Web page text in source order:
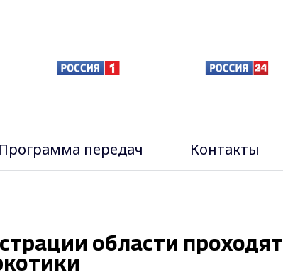
Программа передач Контакты
области проходят